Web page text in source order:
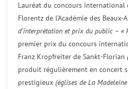
Lauréat du concours international
Florentz de l’Académie des Beaux-
d’interprétation et prix du public – «
premier prix du concours
Franz Kropfreiter de Sankt-Florian
produit régulièrement en concert
prestigieux (églises de La